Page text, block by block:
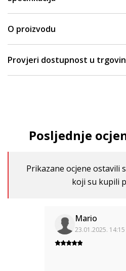
O proizvodu
Provjeri dostupnost u
Posljednje
Prikazane ocjene ostavili
koji su kupili
Mario
23.01.2025. 14:15